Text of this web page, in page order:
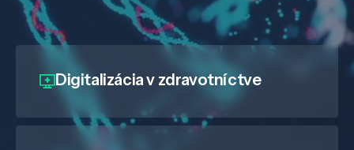
Digitalizáciav zdravotníctve